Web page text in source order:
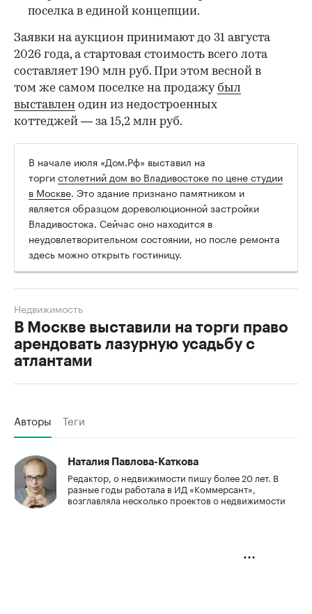
поселка в единой концепции.
Заявки на аукцион принимают до 31 августа
2026 года, а стартовая стоимость всего лота
составляет 190 млн руб. При этом весной в
том же самом поселке на продажу был
выставлен один из недостроенных
коттеджей — за 15,2 млн руб.
В начале июля «Дом.Рф» выставил на
торгистолетний дом во Владивостоке по цене студии
в Москве. Это здание признано памятником и
является образцом дореволюционной застройки
Владивостока. Сейчас оно находится в
неудовлетворительном состоянии, но после ремонта
здесь можно открыть гостиницу.
В Москве выставили на торги право
арендовать лазурную усадьбу с
атлантами
Недвижимость
Авторы Теги
Наталия Павлова-Каткова
Редактор, о недвижимости пишу более 20 лет. В
разные годы работала в ИД «Коммерсант»,
возглавляла несколько проектов о недвижимости